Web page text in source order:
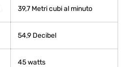
‎39,7 Metri cubi al minuto
‎54,9 Decibel
‎45 watts